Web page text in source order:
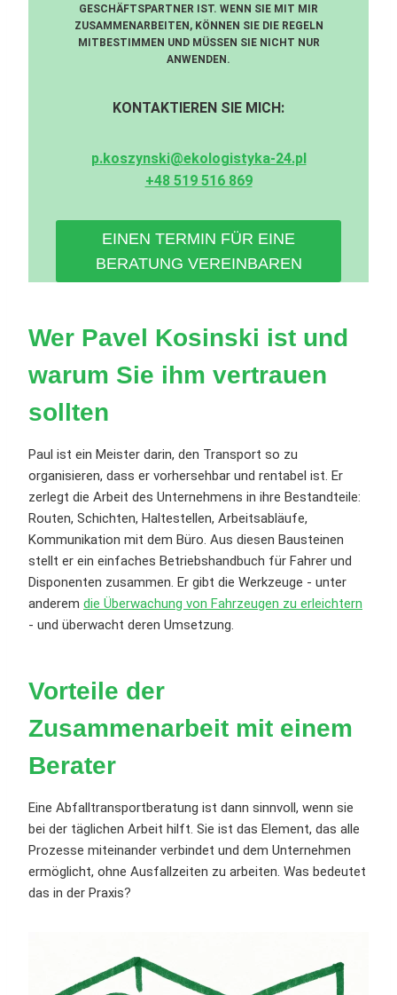
GESCHÄFTSPARTNER IST. WENN SIE MIT MIR
ZUSAMMENARBEITEN, KÖNNEN SIE DIE REGELN
MITBESTIMMEN UND MÜSSEN SIE NICHT NUR
ANWENDEN.
KONTAKTIEREN SIE MICH:
p.koszynski@ekologistyka-24.pl
+48 519 516 869
EINEN TERMIN FÜR EINE
BERATUNG VEREINBAREN
Wer Pavel Kosinski ist und
warum Sie ihm vertrauen
sollten
Paul ist ein Meister darin, den Transport so zu
organisieren, dass er vorhersehbar und rentabel ist. Er
zerlegt die Arbeit des Unternehmens in ihre Bestandteile:
Routen, Schichten, Haltestellen, Arbeitsabläufe,
Kommunikation mit dem Büro. Aus diesen Bausteinen
stellt er ein einfaches Betriebshandbuch für Fahrer und
Disponenten zusammen. Er gibt die Werkzeuge - unter
anderem die Überwachung von Fahrzeugen zu erleichtern
- und überwacht deren Umsetzung.
Vorteile der
Zusammenarbeit mit einem
Berater
Eine Abfalltransportberatung ist dann sinnvoll, wenn sie
bei der täglichen Arbeit hilft. Sie ist das Element, das alle
Prozesse miteinander verbindet und dem Unternehmen
ermöglicht, ohne Ausfallzeiten zu arbeiten. Was bedeutet
das in der Praxis?